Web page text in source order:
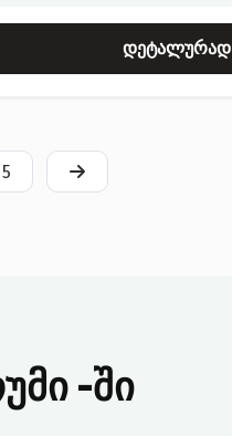
დეტალურად
5
-ში